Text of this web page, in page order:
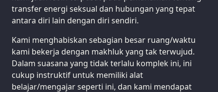
transfer energi seksual dan hubungan yang tepat
antara diri lain dengan diri sendiri.
Kami menghabiskan sebagian besar ruang/waktu
kami bekerja dengan makhluk yang tak terwujud.
Dalam suasana yang tidak terlalu komplek ini, ini
cukup instruktif untuk memiliki alat
belajar/mengajar seperti ini, dan kami mendapat